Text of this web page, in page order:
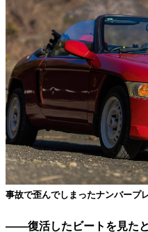
事故で歪んでしまったナンバープ
――復活したビートを見た